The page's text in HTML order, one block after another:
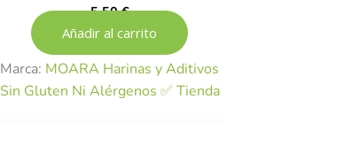
5,50€
Añadir al carrito
Marca: MOARA Harinas y Aditivos
Sin Gluten Ni Alérgenos ✅ Tienda